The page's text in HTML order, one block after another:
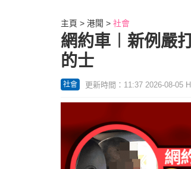
主頁 港聞 社會
網約車︱新例嚴
的士
社會 更新時間：11:37 2026-08-05